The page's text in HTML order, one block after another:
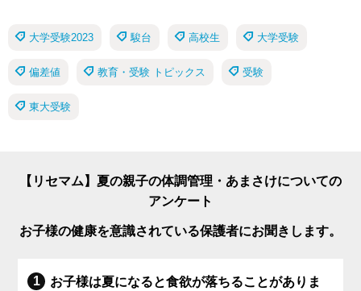
大学受験2023 駿台 高校生 大学受験
偏差値 教育・受験 トピックス 受験
東大受験
【リセマム】夏の親子の体調管理・あまさけについての
アンケート
お子様の健康を意識されている保護者にお聞きします。
お子様は夏になると食欲が落ちることがありま